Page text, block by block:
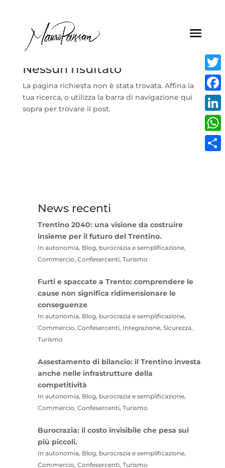
Nessun risultato
La pagina richiesta non è stata trovata. Affina la
tua ricerca, o utilizza la barra di navigazione qui
sopra per trovare il post.
News recenti
Trentino 2040: una visione da costruire
insieme per il futuro del Trentino.
In autonomia, Blog, burocrazia e semplificazione,
Commercio, Confesercenti, Turismo
Furti e spaccate a Trento: comprendere le
cause non significa ridimensionare le
conseguenze
In autonomia, Blog, burocrazia e semplificazione,
Commercio, Confesercenti, Integrazione, Sicurezza,
Turismo
Assestamento di bilancio: il Trentino investa
anche nelle infrastrutture della
competitività
In autonomia, Blog, burocrazia e semplificazione,
Commercio, Confesercenti, Turismo
Burocrazia: il costo invisibile che pesa sui
più piccoli.
In autonomia, Blog, burocrazia e semplificazione,
Commercio, Confesercenti, Turismo